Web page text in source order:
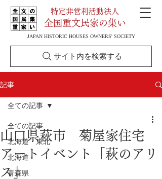
特定非営利活動法人
全国重文民家の集い
JAPAN HISTORIC HOUSES OWNERS' SOCIETY
サイト内を検索する
記事
全ての記事
北海道・東北
北海道
青森県
全ての記事
山口県萩市 菊屋家住宅
アートイベント「萩のアリ
ス」